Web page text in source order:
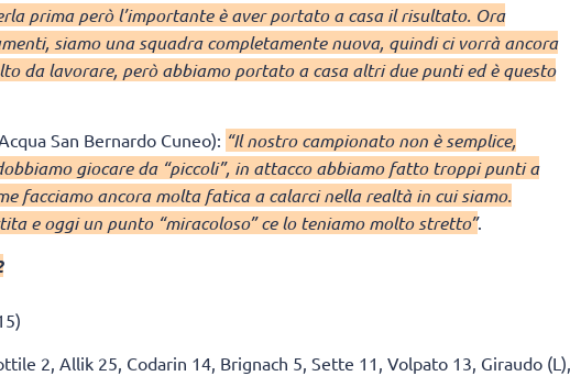
prima però l’importante è aver portato a casa il risultato. Ora
siamo una squadra completamente nuova, quindi ci vorrà ancora
da lavorare, però abbiamo portato a casa altri due punti ed è questo
San Bernardo Cuneo): “Il nostro campionato non è semplice,
giocare da “piccoli”, in attacco abbiamo fatto troppi punti a
facciamo ancora molta fatica a calarci nella realtà in cui siamo.
e oggi un punto “miracoloso” ce lo teniamo molto stretto”.
2, Allik 25, Codarin 14, Brignach 5, Sette 11, Volpato 13, Giraudo (L),